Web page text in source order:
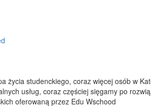
życia studenckiego, coraz więcej osób w
usług, coraz częściej sięgamy po
oferowaną przez Edu Wschood